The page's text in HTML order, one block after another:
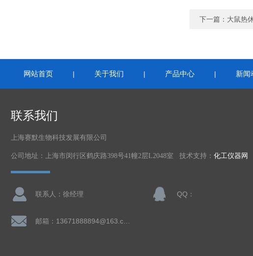
下一篇： 大鼠热
网站首页 | 关于我们 | 产品中心 | 新闻
联系我们
上海赛默生物科技发展有限公司
公司地址：上海市闵行区鹤庆路398号41幢2层L2048室 技术支持： 化工仪器网
联系人：徐经理 QQ：